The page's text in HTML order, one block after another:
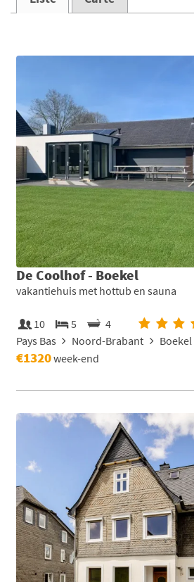
De Coolhof - Boekel
vakantiehuis met hottub en sauna
10 5
4
Pays Bas
Noord-Brabant Boekel
€1320week-end